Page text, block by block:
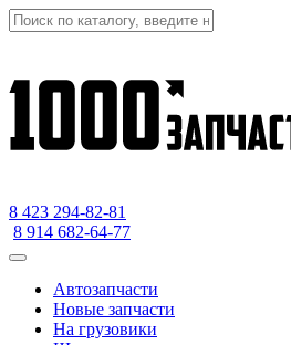
8 423 294-82-81
8 914 682-64-77
Автозапчасти
Новые запчасти
На грузовики